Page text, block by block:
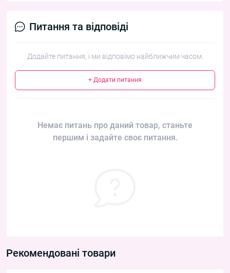
Питання та відповіді
Додайте питання, і ми відповімо найближчим часом.
+ Додати питання
Немає питань про даний товар, станьте
першим і задайте своє питання.
Рекомендовані товари